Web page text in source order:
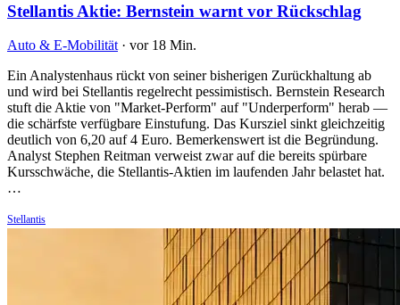
Stellantis Aktie: Bernstein warnt vor Rückschlag
Auto & E-Mobilität · vor 18 Min.
Ein Analystenhaus rückt von seiner bisherigen Zurückhaltung ab
und wird bei Stellantis regelrecht pessimistisch. Bernstein Research
stuft die Aktie von "Market-Perform" auf "Underperform" herab —
die schärfste verfügbare Einstufung. Das Kursziel sinkt gleichzeitig
deutlich von 6,20 auf 4 Euro. Bemerkenswert ist die Begründung.
Analyst Stephen Reitman verweist zwar auf die bereits spürbare
Kursschwäche, die Stellantis-Aktien im laufenden Jahr belastet hat.
…
Stellantis